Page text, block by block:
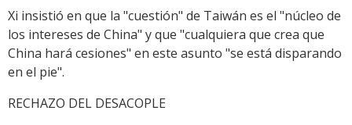
Xi insistió en que la "cuestión" de Taiwán es el "núcleo de
los intereses de China" y que "cualquiera que crea que
China hará cesiones" en este asunto "se está disparando
en el pie".
RECHAZO DEL DESACOPLE